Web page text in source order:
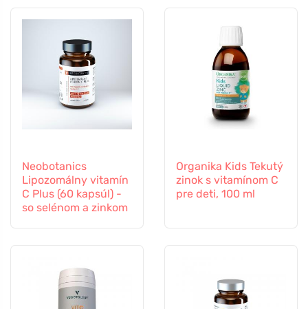
Neobotanics
Lipozomálny vitamín
C Plus (60 kapsúl) -
so selénom a zinkom
Organika Kids Tekutý
zinok s vitamínom C
pre deti, 100 ml